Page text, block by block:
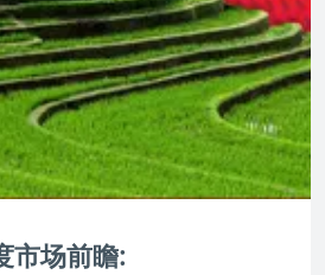
市场前瞻: